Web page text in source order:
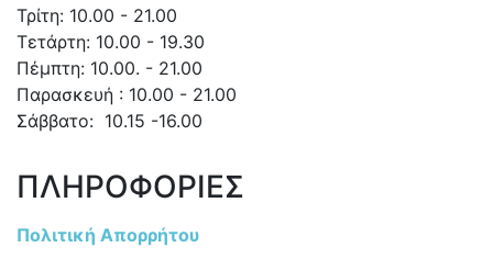
Τρίτη: 10.00 - 21.00
Τετάρτη: 10.00 - 19.30
Πέμπτη: 10.00. - 21.00
Παρασκευή : 10.00 - 21.00
Σάββατο: 10.15 -16.00
ΠΛΗΡΟΦΟΡΙΕΣ
Πολιτική Απορρήτου